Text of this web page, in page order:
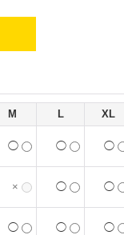
M L XL
◯ ◯ ◯
× ◯ ◯
◯ ◯ ◯